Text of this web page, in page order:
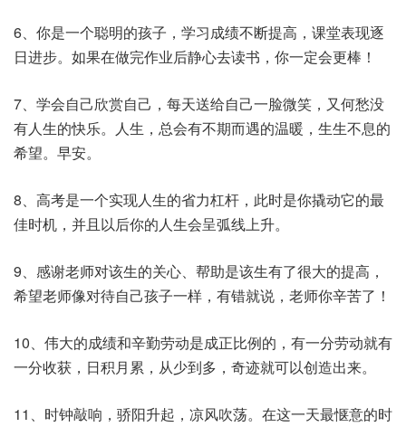
6、你是一个聪明的孩子，学习成绩不断提高，课堂表现逐
日进步。如果在做完作业后静心去读书，你一定会更棒！
7、学会自己欣赏自己，每天送给自己一脸微笑，又何愁没
有人生的快乐。人生，总会有不期而遇的温暖，生生不息的
希望。早安。
8、高考是一个实现人生的省力杠杆，此时是你撬动它的最
佳时机，并且以后你的人生会呈弧线上升。
9、感谢老师对该生的关心、帮助是该生有了很大的提高，
希望老师像对待自己孩子一样，有错就说，老师你辛苦了！
10、伟大的成绩和辛勤劳动是成正比例的，有一分劳动就有
一分收获，日积月累，从少到多，奇迹就可以创造出来。
11、时钟敲响，骄阳升起，凉风吹荡。在这一天最惬意的时